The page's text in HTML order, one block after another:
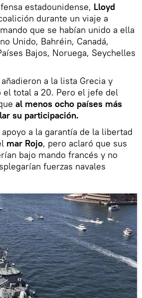
estadounidense, Lloyd
durante un viaje a
que se habían unido a ella
Unido, Bahréin, Canadá,
Bajos, Noruega, Seychelles
a la lista Grecia y
el total a 20. Pero el jefe del
al menos ocho países más
su participación.
a la garantía de la libertad
mar Rojo, pero aclaró que sus
bajo mando francés y no
fuerzas navales